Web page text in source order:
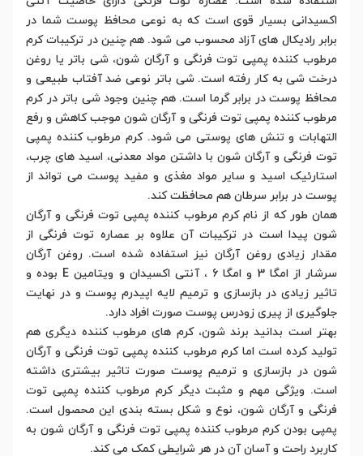
اکسیدانی بسیار قوی است که به نوعی محافظ پوست شما در
برابر رادیکال های آزاد محسوب می شود. هم چنین در ترکیبات کرم
مرطوب کننده پمپی توت فرنگی و آرگان شون، شی باتر یا روغن
درخت شی به کار رفته است. شی باتر نوعی ضد آفتاب طبیعی و
محافظ پوست در برابر گرما است. هم چنین وجود شی باتر در کرم
مرطوب کننده پمپی توت فرنگی و آرگان شون موجب کاهش و رفع
التهابات و تنش های پوستی می شود. کرم مرطوب کننده پمپی
توت فرنگی و آرگان شون با داشتن مواد معدنی، اسید های چرب،
استارئیک اسید و سایر مواد مغذی و مفید پوست می تواند از
پوست در برابر سرطان هم محافظت کند.
همان طور که از نام کرم مرطوب کننده پمپی توت فرنگی و آرگان
شون پیدا است در ترکیبات آن علاوه بر عصاره توت فرنگی از
مقدار زیادی روغن آرگان نیز استفاده شده است. روغن آرگان
سرشار از امگا 3 و امگا 6 ، آنتی اکسیدان و ویتامین E بوده و
تاثیر زیادی در بازسازی و ترمیم لایه اپیدرم پوست و در نهایت
جلوگیری از پیری زودرس پوست صورت افراد دارد.
بهتر است بدانید برند شون، کرم های مرطوب کننده دیگری هم
تولید کرده است اما کرم مرطوب کننده پمپی توت فرنگی و آرگان
شون در بازسازی و ترمیم پوست صورت تاثیر بیشتری داشته
است. ویژگی مهم و مثبت دیگر کرم مرطوب کننده پمپی توت
فرنگی و آرگان شون، نوع و شکل بسته بندی این محصول است.
پمپی بودن کرم مرطوب کننده پمپی توت فرنگی و آرگان شون به
کاربرد راحت و آسان آن در هر شرایطی کمک می کند.